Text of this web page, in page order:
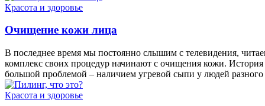
Красота и здоровье
Очищение кожи лица
В последнее время мы постоянно слышим с телевидения,
комплекс своих процедур начинают с очищения кожи.
большой проблемой – наличием угревой сыпи у людей разного
Красота и здоровье